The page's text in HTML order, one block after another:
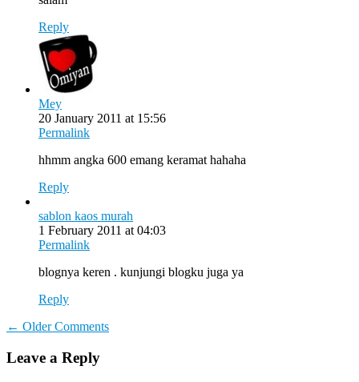
Reply
Mey
20 January 2011 at 15:56
Permalink
hhmm angka 600 emang keramat hahaha
Reply
sablon kaos murah
1 February 2011 at 04:03
Permalink
blognya keren . kunjungi blogku juga ya
Reply
Comment
← Older Comments
Leave a Reply